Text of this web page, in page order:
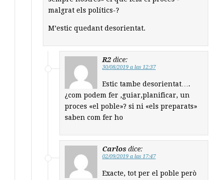
malgrat els polítics-?
M’estic quedant desorientat.
R2 dice:
30/08/2019 a las 12:37
Estic tambe desorientat….
¿com podem fer ,guiar,planificar, un
proces «el poble»? si ni «els preparats»
saben com fer ho
Carlos dice:
02/09/2019 a las 17:47
Exacte, tot per el poble però